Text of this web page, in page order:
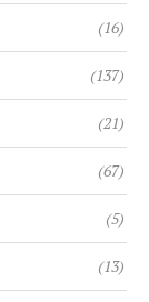
(16)
(137)
(21)
(67)
(5)
(13)